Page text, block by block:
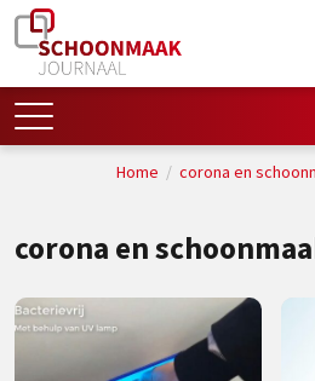
Home / corona en
corona en